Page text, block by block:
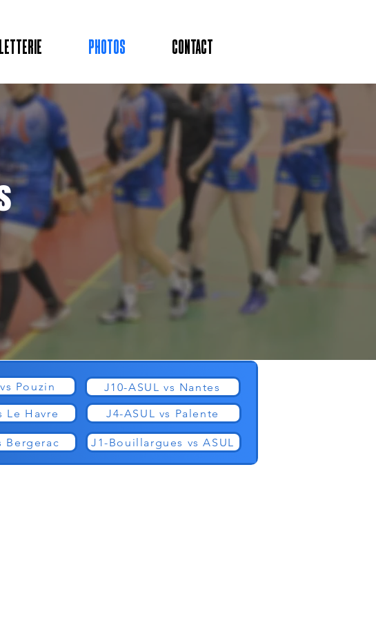
Photos CONTACT
Pouzin
Le Havre
J10-ASUL vs Nantes
J4-ASUL vs Palente
Bergerac J1-Bouillargues vs ASUL